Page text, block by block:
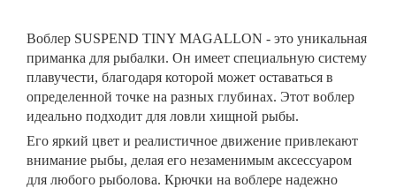
Воблер SUSPEND TINY MAGALLON - это уникальная
приманка для рыбалки. Он имеет специальную систему
плавучести, благодаря которой может оставаться в
определенной точке на разных глубинах. Этот воблер
идеально подходит для ловли хищной рыбы.
Его яркий цвет и реалистичное движение привлекают
внимание рыбы, делая его незаменимым аксессуаром
для любого рыболова. Крючки на воблере надежно